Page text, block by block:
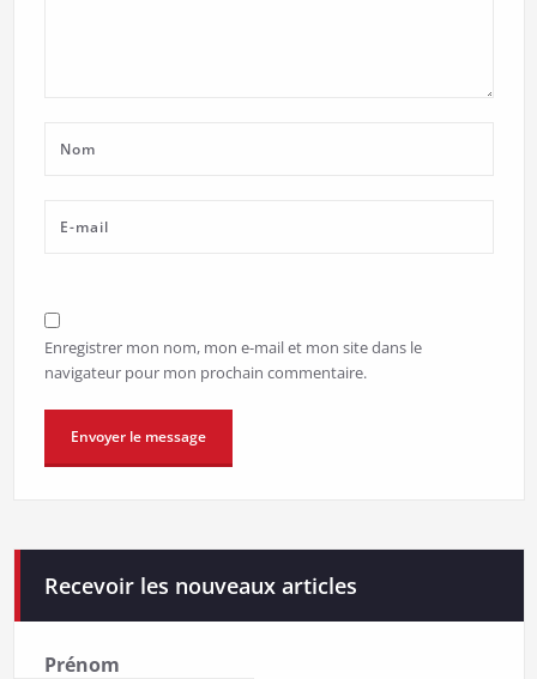
Enregistrer mon nom, mon e-mail et mon site dans le
navigateur pour mon prochain commentaire.
Recevoir les nouveaux articles
Prénom